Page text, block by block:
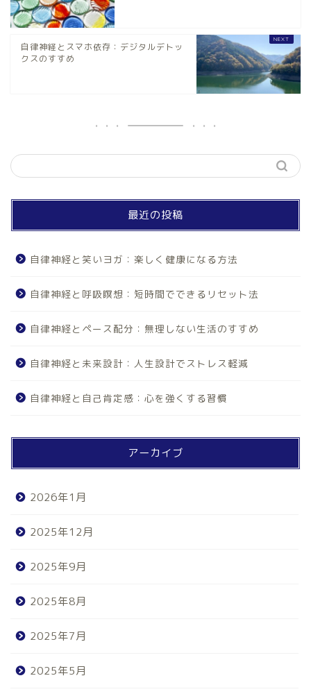
自律神経とスマホ依存：デジタルデトッ
クスのすすめ
最近の投稿
自律神経と笑いヨガ：楽しく健康になる方法
自律神経と呼吸瞑想：短時間でできるリセット法
自律神経とペース配分：無理しない生活のすすめ
自律神経と未来設計：人生設計でストレス軽減
自律神経と自己肯定感：心を強くする習慣
アーカイブ
2026年1月
2025年12月
2025年9月
2025年8月
2025年7月
2025年5月